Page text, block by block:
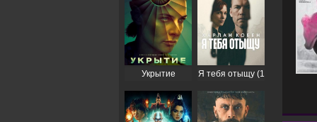
Укрытие
сезон)
Я тебя отыщу (1